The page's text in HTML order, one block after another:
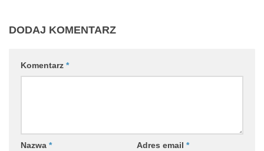
DODAJ KOMENTARZ
Komentarz *
Nazwa * Adres email *